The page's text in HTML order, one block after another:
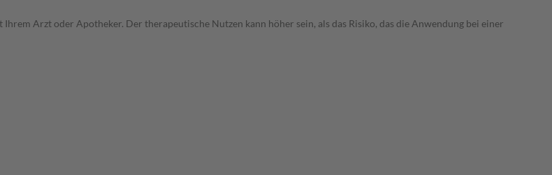
Arzt oder Apotheker. Der therapeutische Nutzen kann höher sein, als das Risiko, das die Anwendung bei einer